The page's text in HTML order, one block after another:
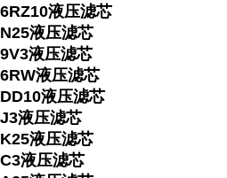
6RZ10液压滤芯
N25液压滤芯
9V3液压滤芯
6RW液压滤芯
DD10液压滤芯
J3液压滤芯
K25液压滤芯
C3液压滤芯